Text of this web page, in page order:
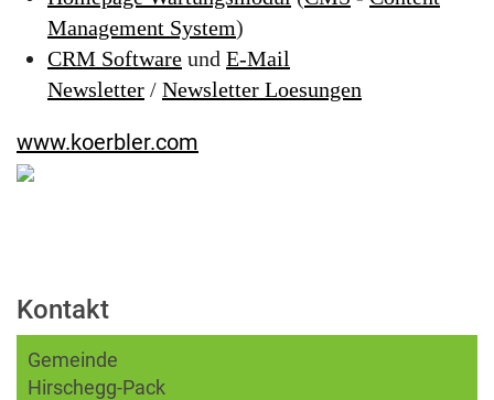
Management System)
CRM Software und E-Mail
Newsletter / Newsletter Loesungen
www.koerbler.com
Kontakt
Gemeinde
Hirschegg-Pack